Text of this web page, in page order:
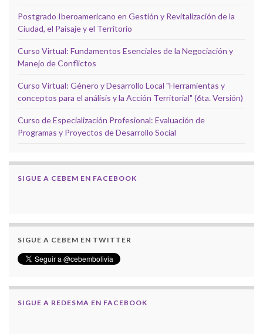
Postgrado Iberoamericano en Gestión y Revitalización de la
Ciudad, el Paisaje y el Territorio
Curso Virtual: Fundamentos Esenciales de la Negociación y
Manejo de Conflictos
Curso Virtual: Género y Desarrollo Local "Herramientas y
conceptos para el análisis y la Acción Territorial" (6ta. Versión)
Curso de Especialización Profesional: Evaluación de
Programas y Proyectos de Desarrollo Social
SIGUE A CEBEM EN FACEBOOK
SIGUE A CEBEM EN TWITTER
SIGUE A REDESMA EN FACEBOOK